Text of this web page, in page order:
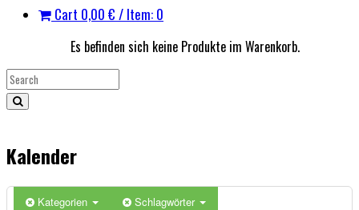
Cart 0,00 € / Item: 0
Es befinden sich keine Produkte im Warenkorb.
Kalender
Kategorien Schlagwörter